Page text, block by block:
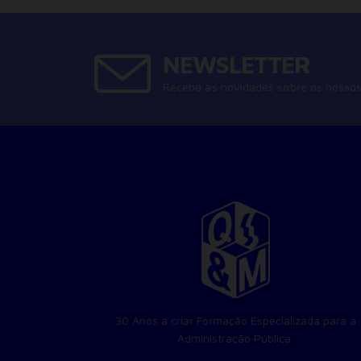
30 Anos a criar Formação Especializada para a
Administração Pública.